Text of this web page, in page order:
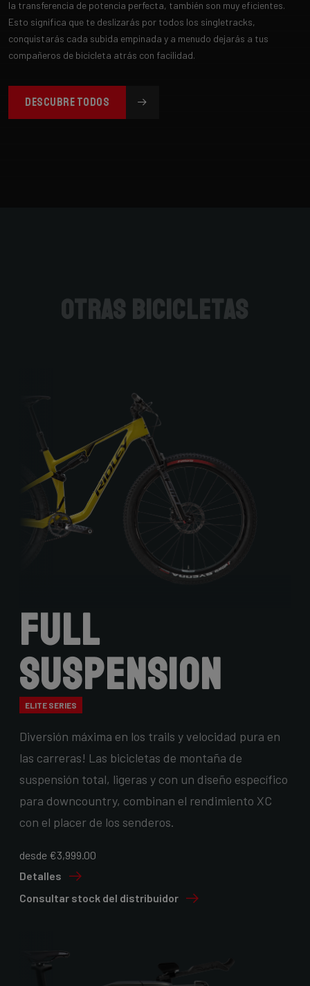
la transferencia de potencia perfecta, también son muy eficientes.
Esto significa que te deslizarás por todos los singletracks,
conquistarás cada subida empinada y a menudo dejarás a tus
compañeros de bicicleta atrás con facilidad.
DESCUBRE TODOS
otras bicicletas
Full
Suspension
ELITE SERIES
Diversión máxima en los trails y velocidad pura en
las carreras! Las bicicletas de montaña de
suspensión total, ligeras y con un diseño específico
para downcountry, combinan el rendimiento XC
con el placer de los senderos.
desde €3,999.00
Detalles
Consultar stock del distribuidor